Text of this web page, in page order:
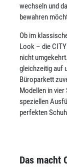
wechseln und
bewahren
Ob im
Look – die
nicht
gleichzeitig auf
Büroparkett
Modellen in vier
speziellen
perfekten
Das macht